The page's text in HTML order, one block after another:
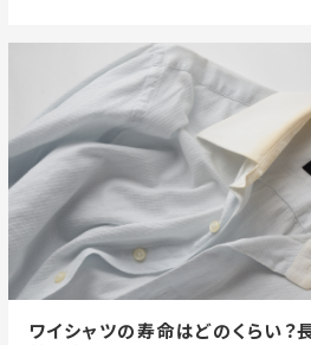
ワイシャツの寿命はどのくらい？